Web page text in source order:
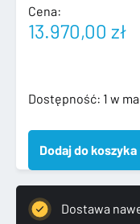
Cena:
13.970,00 zł
Dostępność: 1 w
ilość
A4
B9
8W
16-
KOMPLETNY
Dodaj do koszyka
Dostawa